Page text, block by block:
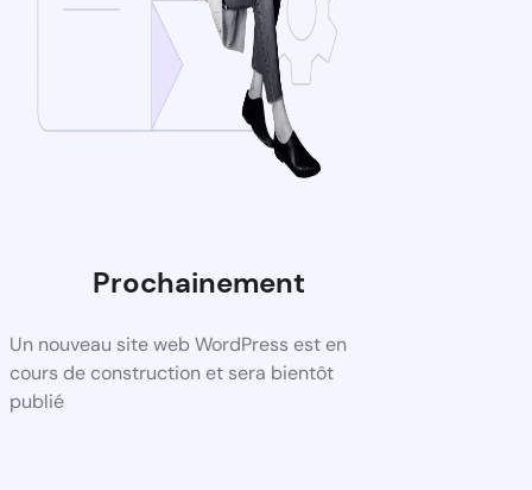
Prochainement
Un nouveau site web WordPress est en
cours de construction et sera bientôt
publié